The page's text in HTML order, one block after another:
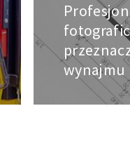
Next
post:
wynajmu